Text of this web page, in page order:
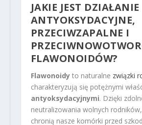
JAKIE JEST DZIAŁANIE
ANTYOKSYDACYJNE,
PRZECIWZAPALNE I
FLAWONOIDÓW?
Flawonoidyto naturalne związki
charakteryzują się potężnymi
antyoksydacyjnymi. Dzięki
neutralizowania wolnych
chronią nasze komórki przed